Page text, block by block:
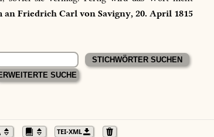
an Friedrich Carl von Savigny, 20. April 1815
SUCHE
TEI-XML